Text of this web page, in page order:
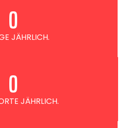
JÄHRLICH.
0
JÄHRLICH.
0